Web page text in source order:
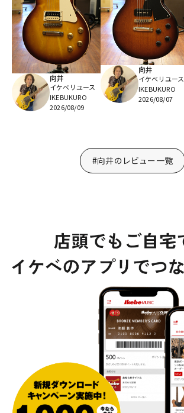
向井
イケベリユース
IKEBUKURO
2026/08/09
向井
イケベリユース
IKEBUKURO
2026/08/07
#向井のレビュー一覧